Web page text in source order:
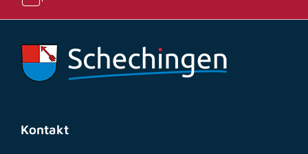
Kontakt